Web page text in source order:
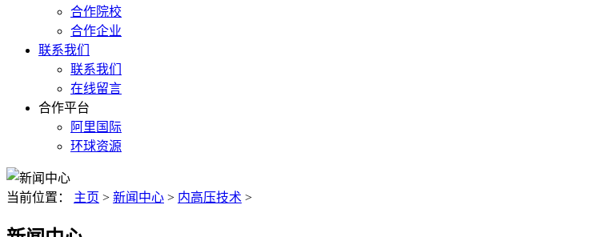
合作院校
合作企业
联系我们
联系我们
在线留言
合作平台
阿里国际
环球资源
当前位置： 主页 > 新闻中心 > 内高压技术 >